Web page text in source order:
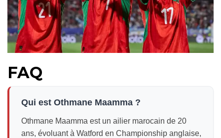
FAQ
Qui est Othmane Maamma ?
Othmane Maamma est un ailier marocain de 20
ans, évoluant à Watford en Championship anglaise,